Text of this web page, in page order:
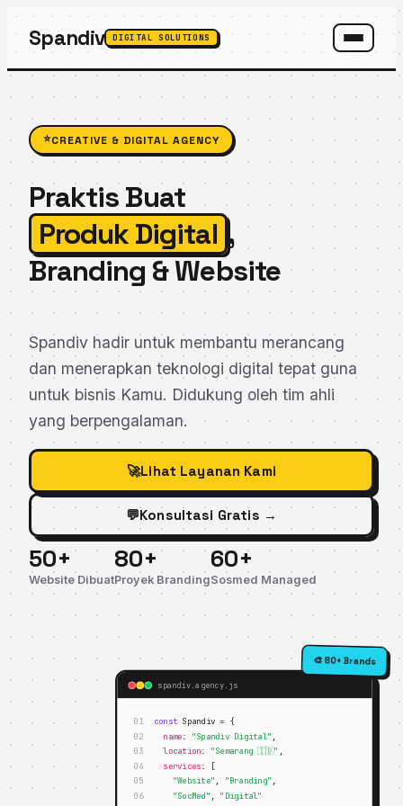
Spandiv DIGITAL SOLUTIONS
⭐CREATIVE & DIGITAL AGENCY
Praktis Buat
Produk Digital ,
Branding & Website
Spandiv hadir untuk membantu merancang
dan menerapkan teknologi digital tepat guna
untuk bisnis Kamu. Didukung oleh tim ahli
yang berpengalaman.
🚀Lihat Layanan Kami
💬Konsultasi Gratis →
50+
Website Dibuat
80+
Proyek Branding
60+
Sosmed Managed
spandiv.agency.js
01 const Spandiv = {
02
name: "Spandiv Digital" ,
03
location: "Semarang 🇮🇩" ,
04
services: [
05
"Website" , "Branding" ,
06
"SocMed" , "Digital"
80+ Brands
SPANDIV ASSISTANT